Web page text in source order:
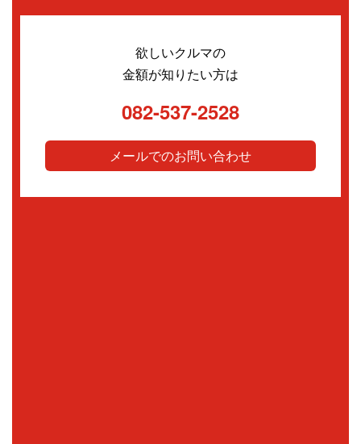
欲しいクルマの
金額が知りたい方は
082-537-2528
メールでのお問い合わせ